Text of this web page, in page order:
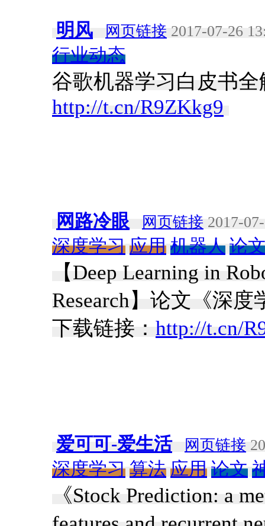
明风 网页链接 2017-07-26
行业动态
谷歌机器学习白皮书
http://t.cn/R9ZKkg9
网路冷眼 网页链接 2017-
深度学习 应用 机器人 论
【Deep Learning in
Research】论文《深
下载链接： http://t.cn/
爱可可-爱生活 网页链接
深度学习 算法 应用 论文
《Stock Prediction: a